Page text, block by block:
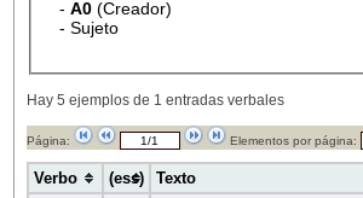
- A0 (Creador)
- Sujeto
Hay 5 ejemplos de 1 entradas verbales
Página: Elementos por página:
Verbo (ess) Texto